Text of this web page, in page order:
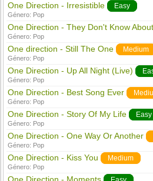
One Direction - Irresistible Easy
Género: Pop
One Direction - They Don't Know
Género: Pop
One direction - Still The One Medium
Género: Pop
One Direction - Up All Night (Live)
Género: Pop
One Direction - Best Song Ever
Género: Pop
One Direction - Story Of My Life Easy
Género: Pop
One Direction - One Way Or Another
Género: Pop
One Direction - Kiss You Medium
Género: Pop